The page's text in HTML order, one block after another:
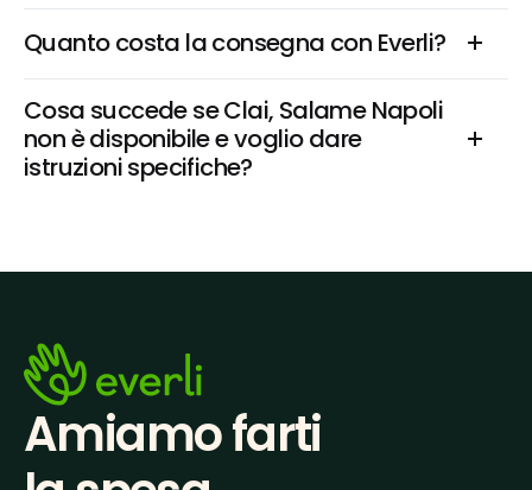
Quanto costa la consegna con Everli?
Cosa succede se Clai, Salame Napoli
non è disponibile e voglio dare
istruzioni specifiche?
Amiamo farti